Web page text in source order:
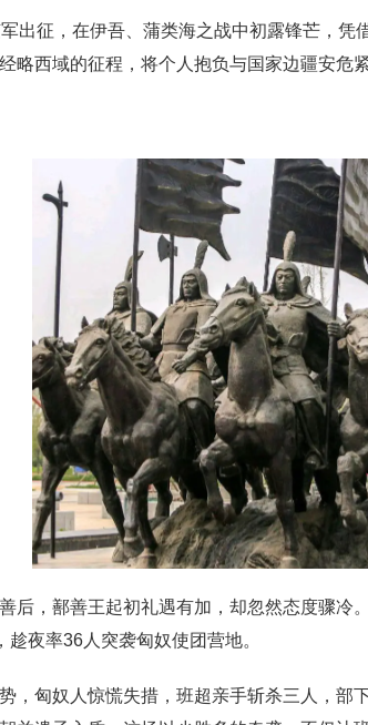
出征，在伊吾、蒲类海之战中初露锋芒，凭
略西域的征程，将个人抱负与国家边疆安危紧
后，鄯善王起初礼遇有加，却忽然态度骤
夜率36人突袭匈奴使团营地。
，匈奴人惊慌失措，班超亲手斩杀三人，